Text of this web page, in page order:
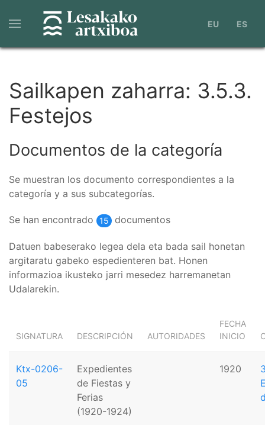
contenido
principal
EU ES
Sailkapen zaharra: 3.5.3.
Festejos
Documentos de la categoría
Se muestran los documento correspondientes a la
categoría y a sus subcategorías.
Se han encontrado 15 documentos
Datuen babeserako legea dela eta bada sail honetan
argitaratu gabeko espedienteren bat. Honen
informazioa ikusteko jarri mesedez harremanetan
Udalarekin.
SIGNATURA DESCRIPCIÓN AUTORIDADES
FECHA
INICIO
Ktx-0206-
05
Expedientes
de Fiestas y
Ferias
(1920-1924)
1920